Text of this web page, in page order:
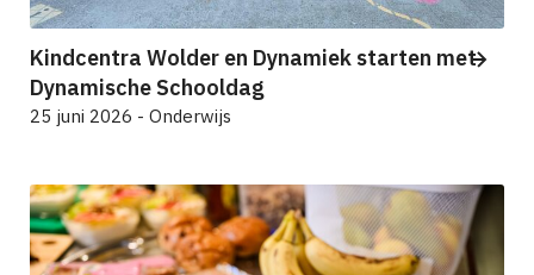
Kindcentra Wolder en Dynamiek starten met
Dynamische Schooldag
25 juni 2026 - Onderwijs